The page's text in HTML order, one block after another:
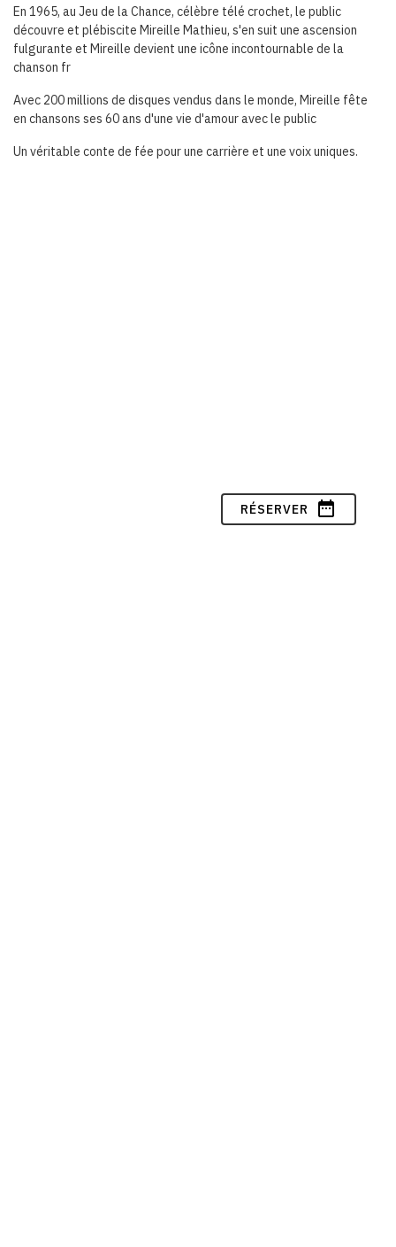
En 1965, au Jeu de la Chance, célèbre télé crochet, le public
découvre et plébiscite Mireille Mathieu, s'en suit une ascension
fulgurante et Mireille devient une icône incontournable de la
chanson fr
Avec 200 millions de disques vendus dans le monde, Mireille fête
en chansons ses 60 ans d'une vie d'amour avec le public
Un véritable conte de fée pour une carrière et une voix uniques.
RÉSERVER date_range